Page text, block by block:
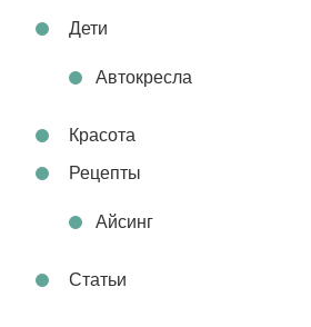
Дети
Автокресла
Красота
Рецепты
Айсинг
Статьи